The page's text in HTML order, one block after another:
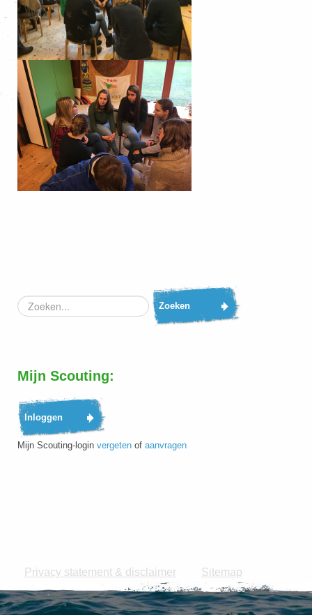
Zoeken
Mijn Scouting:
Mijn Scouting-login vergeten of aanvragen
Privacy statement & disclaimer Sitemap